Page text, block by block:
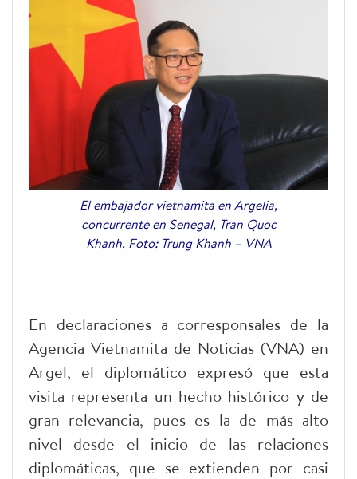
El embajador vietnamita en Argelia,
concurrente en Senegal, Tran Quoc
Khanh. Foto: Trung Khanh – VNA
En declaraciones a corresponsales de la
Agencia Vietnamita de Noticias (VNA) en
Argel, el diplomático expresó que esta
visita representa un hecho histórico y de
gran relevancia, pues es la de más alto
nivel desde el inicio de las relaciones
diplomáticas, que se extienden por casi